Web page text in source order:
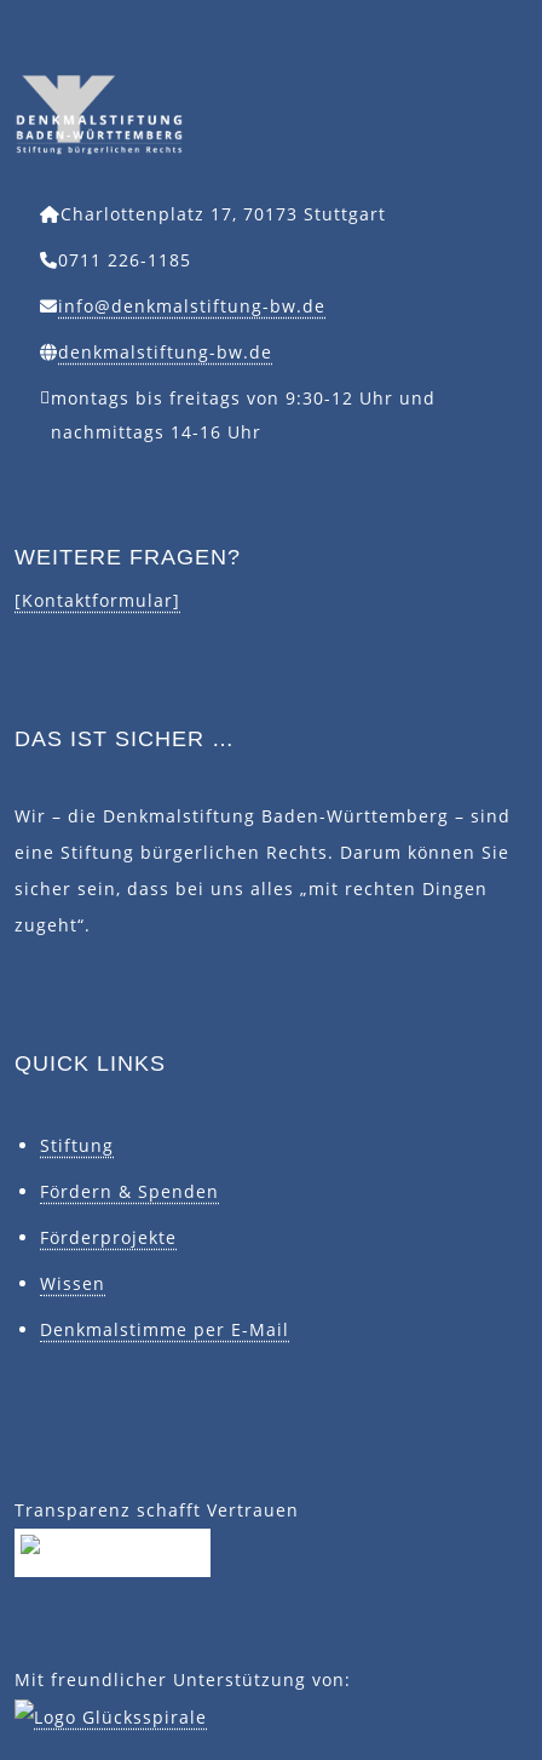
Charlottenplatz 17, 70173 Stuttgart
0711 226-1185
info@denkmalstiftung-bw.de
denkmalstiftung-bw.de
montags bis freitags von 9:30-12 Uhr und
nachmittags 14-16 Uhr
WEITERE FRAGEN?
[Kontaktformular]
DAS IST SICHER …
Wir – die Denkmalstiftung Baden-Württemberg – sind
eine Stiftung bürgerlichen Rechts. Darum können Sie
sicher sein, dass bei uns alles „mit rechten Dingen
zugeht“.
QUICK LINKS
Stiftung
Fördern & Spenden
Förderprojekte
Wissen
Denkmalstimme per E-Mail
Transparenz schafft Vertrauen
Mit freundlicher Unterstützung von: